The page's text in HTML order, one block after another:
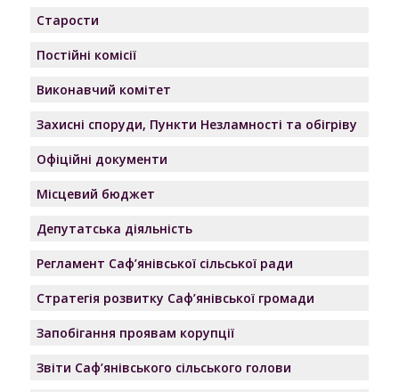
Старости
Постійні комісії
Виконавчий комітет
Захисні споруди, Пункти Незламності та обігріву
Офіційні документи
Місцевий бюджет
Депутатська діяльність
Регламент Саф’янівської сільської ради
Стратегія розвитку Саф’янівської громади
Запобігання проявам корупції
Звіти Саф’янівського сільського голови